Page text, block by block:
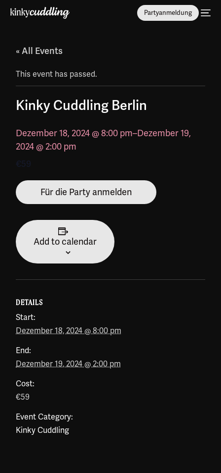
Partyanmeldung
« All Events
This event has passed.
Kinky Cuddling Berlin
Dezember 18, 2024 @ 8:00 pm–Dezember 19,
2024 @ 2:00 pm
€59
Für die Party anmelden
Add to calendar
DETAILS
Start:
Dezember 18, 2024 @ 8:00 pm
End:
Dezember 19, 2024 @ 2:00 pm
Cost:
€59
Event Category:
Kinky Cuddling